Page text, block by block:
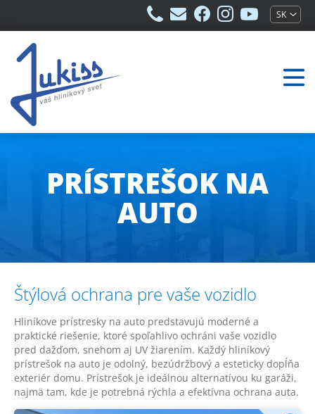
SK
jukiss.sk
na
Facebooku
jukiss.sk
na
Instagrame
jukiss.sk
na
Youtube
+421
949
529
info@jukiss.sk
PRÍSTREŠOK NA
AUTO
Štýlová ochrana pre vaše vozidlo
Hliníkove prístresky na auto predstavujú moderné a
praktické riešenie, ktoré spoľahlivo ochráni vaše vozidlo
pred dažďom, snehom aj UV žiarením. Každý hliníkový
prístrešok na auto je odolný, bezúdržbový a esteticky dopĺňa
exteriér domu. Prístrešok je ideálnou alternatívou ku garáži,
najmä tam, kde je potrebná rýchla a efektívna ochrana auta.